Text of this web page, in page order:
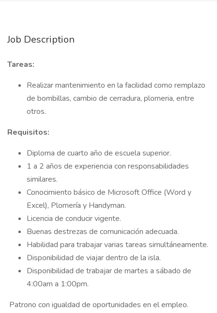
Job Description
Tareas:
Realizar mantenimiento en la facilidad como remplazo
de bombillas, cambio de cerradura, plomeria, entre
otros.
Requisitos:
Diploma de cuarto año de escuela superior.
1 a 2 años de experiencia con responsabilidades
similares.
Conocimiento básico de Microsoft Office (Word y
Excel), Plomería y Handyman.
Licencia de conducir vigente.
Buenas destrezas de comunicación adecuada.
Habilidad para trabajar varias tareas simultáneamente.
Disponibilidad de viajar dentro de la isla.
Disponibilidad de trabajar de martes a sábado de
4:00am a 1:00pm.
Patrono con igualdad de oportunidades en el empleo.